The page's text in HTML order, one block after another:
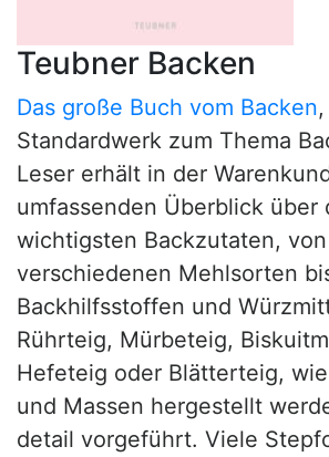
Teubner Backen
Das große Buch vom Backen
Standardwerk zum Thema
Leser erhält in der
umfassenden Überblick über
wichtigsten Backzutaten,
verschiedenen Mehlsorten
Backhilfsstoffen und
Rührteig, Mürbeteig,
Hefeteig oder Blätterteig,
und Massen hergestellt
detail vorgeführt. Viele